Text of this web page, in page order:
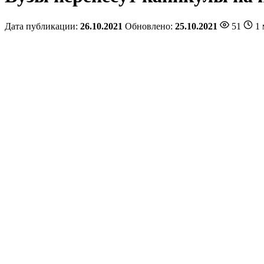
Дата публикации: 26.10.2021 Обновлено: 25.10.2021 51 1